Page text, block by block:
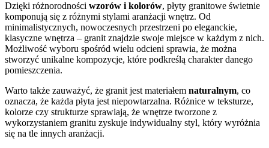
Dzięki różnorodności wzorów i kolorów, płyty granitowe świetnie
komponują się z różnymi stylami aranżacji wnętrz. Od
minimalistycznych, nowoczesnych przestrzeni po eleganckie,
klasyczne wnętrza – granit znajdzie swoje miejsce w każdym z nich.
Możliwość wyboru spośród wielu odcieni sprawia, że można
stworzyć unikalne kompozycje, które podkreślą charakter danego
pomieszczenia.
Warto także zauważyć, że granit jest materiałem naturalnym, co
oznacza, że każda płyta jest niepowtarzalna. Różnice w teksturze,
kolorze czy strukturze sprawiają, że wnętrze tworzone z
wykorzystaniem granitu zyskuje indywidualny styl, który wyróżnia
się na tle innych aranżacji.